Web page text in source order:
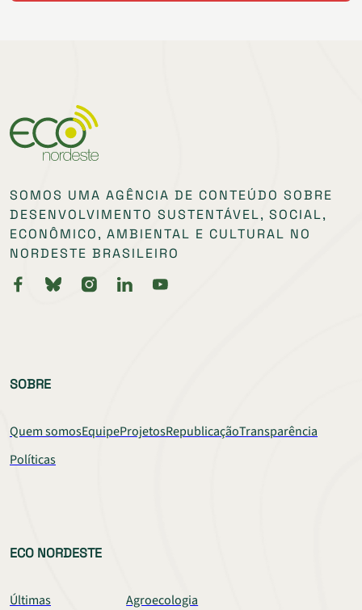
SOMOS UMA AGÊNCIA DE CONTEÚDO SOBRE
DESENVOLVIMENTO SUSTENTÁVEL, SOCIAL,
ECONÔMICO, AMBIENTAL E CULTURAL NO
NORDESTE BRASILEIRO
SOBRE
Quem somosEquipeProjetosRepublicaçãoTransparência
Políticas
ECO NORDESTE
Últimas
Agroecologia